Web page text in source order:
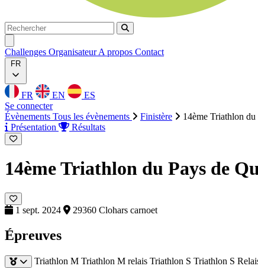
Rechercher
Rechercher
Challenges OrganisateurA propos Contact
FR
FR EN
ES
Se connecter
Évènements Tous les évènements Finistère
14ème Triathlon
Présentation
Résultats
14ème Triathlon du Pays de
1 sept. 2024 29360 Clohars carnoet
Épreuves
Triathlon M Triathlon M relais Triathlon S Triathlon S